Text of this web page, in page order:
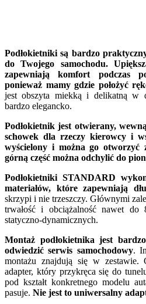
Podłokietniki są bardzo
do Twojego samochodu.
zapewniają komfort podczas
ponieważ mamy gdzie położyć
jest obszyta miekką i delikatną w
bardzo elegancko.
Podłokietnik jest otwierany,
schowek dla rzeczy kierowcy i
wyścielony i można go otworzyć
górną część można odchylić do
Podłokietniki STANDARD
materiałów, które zapewniają
skrzypi i nie trzeszczy. Głównymi
trwałość i obciążalność nawet
statyczno-dynamicznych.
Montaż podłokietnika jest
odwiedzić serwis samochodowy.
montażu znajdują się w zestawie.
adapter, który przykręca się do
pod kształt konkretnego modelu
pasuje. Nie jest to uniwersalny